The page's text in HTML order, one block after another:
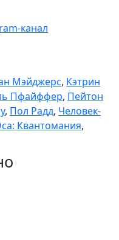
канал
Мэйджерс, Кэтрин
Пфайффер, Пейтон
, Пол Радд, Человек-
Квантомания,